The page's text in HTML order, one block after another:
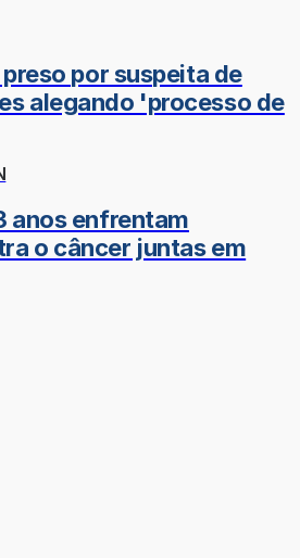
por suspeita de
alegando 'processo de
anos enfrentam
o câncer juntas em